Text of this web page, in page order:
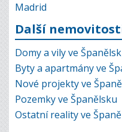
Madrid
Další
Domy a vily ve
Byty a apartmány ve
Nové projekty ve
Pozemky ve Španělsku
Ostatní reality ve